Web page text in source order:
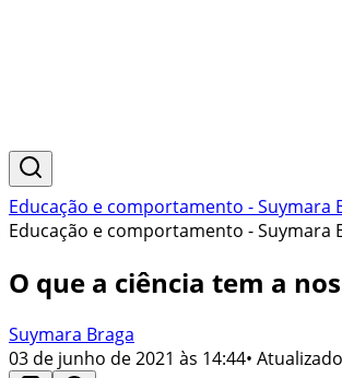
Educação e comportamento - Suymara
Educação e comportamento - Suymara
O que a ciência tem a
Suymara Braga
03 de junho de 2021 às 14:44•